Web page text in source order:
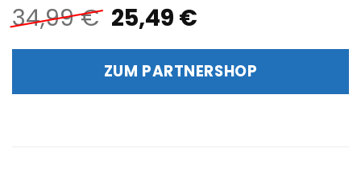
34,99€ Ursprünglicher
Preis
war:
34,99 €
25,49 €Aktueller
ist:
25,49 €.
ZUM PARTNERSHOP